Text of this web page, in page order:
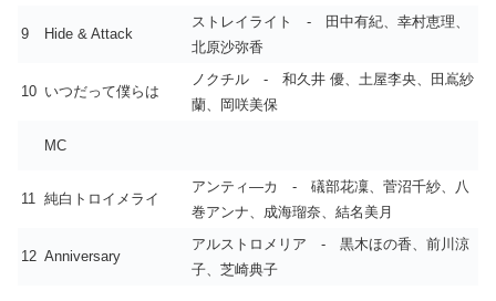
9 Hide & Attack
ストレイライト - 田中有紀、幸村恵理、
北原沙弥香
10 いつだって僕らは
ノクチル - 和久井 優、土屋李央、田嶌紗
蘭、岡咲美保
MC
11 純白トロイメライ
アンティ―カ - 礒部花凜、菅沼千紗、八
巻アンナ、成海瑠奈、結名美月
12 Anniversary
アルストロメリア - 黒木ほの香、前川涼
子、芝崎典子